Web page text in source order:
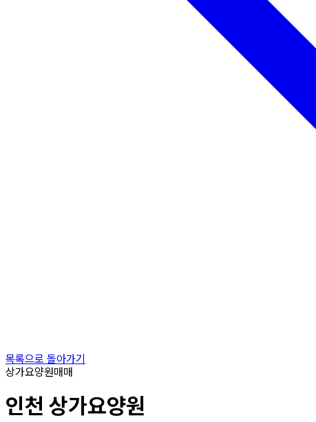
목록으로 돌아가기
상가요양원매매
인천 상가요양원